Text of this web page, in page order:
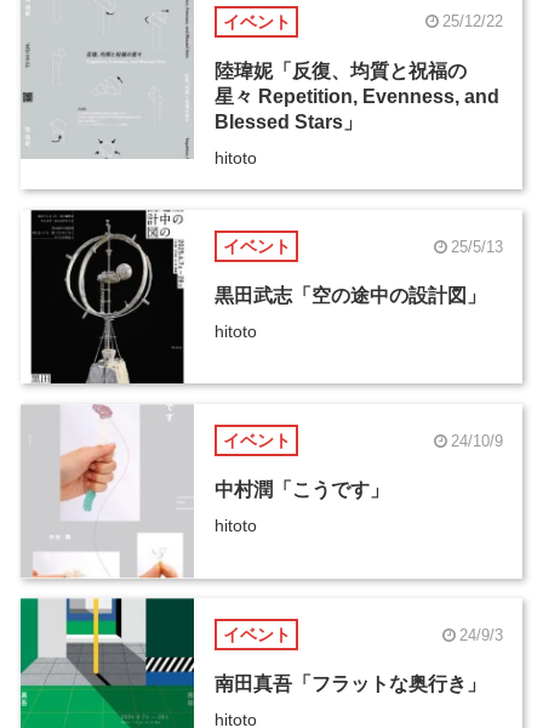
イベント 25/12/22
陸瑋妮「反復、均質と祝福の
星々 Repetition, Evenness, and
Blessed Stars」
hitoto
イベント 25/5/13
黒田武志「空の途中の設計図」
hitoto
イベント 24/10/9
中村潤「こうです」
hitoto
イベント 24/9/3
南田真吾「フラットな奥行き」
hitoto